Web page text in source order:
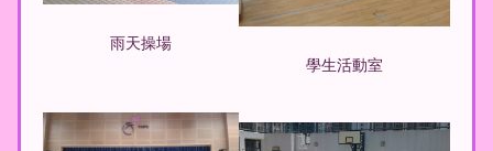
雨天操場
學生活動室